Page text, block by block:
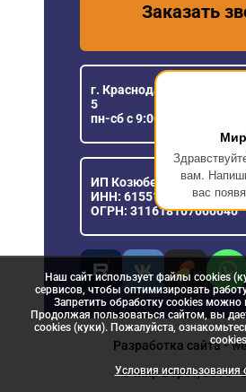
вам.
вас
Заказать
г. Краснодар, ул.
5
пн-сб с 9:00 до 18:00
ИП Козюберда Денис
ИНН: 615516030057
ОГРН: 311618107000040
Разработка сайта-
© Мир Ворот, 2006 -
Наш сайт использует файлы cookies
сервисов, чтобы оптимизировать
Запретить обработку cookies можно
Продолжая пользоваться сайтом, вы
cookies (куки). Пожалуйста,
сookies
Условия использования